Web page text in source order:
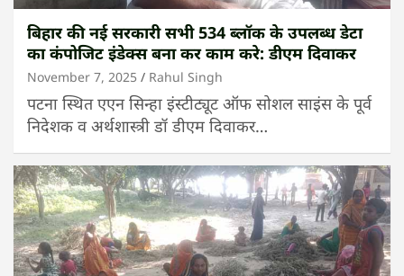
बिहार की नई सरकारी सभी 534 ब्लॉक के उपलब्ध डेटा
का कंपोजिट इंडेक्स बना कर काम करे: डीएम दिवाकर
November 7, 2025 Rahul Singh
पटना स्थित एएन सिन्हा इंस्टीट्यूट ऑफ सोशल साइंस के पूर्व
निदेशक व अर्थशास्त्री डॉ डीएम दिवाकर…